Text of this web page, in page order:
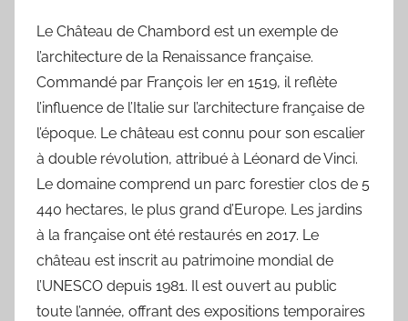
Le Château de Chambord est un exemple de
l’architecture de la Renaissance française.
Commandé par François Ier en 1519, il reflète
l’influence de l’Italie sur l’architecture française de
l’époque. Le château est connu pour son escalier
à double révolution, attribué à Léonard de Vinci.
Le domaine comprend un parc forestier clos de 5
440 hectares, le plus grand d’Europe. Les jardins
à la française ont été restaurés en 2017. Le
château est inscrit au patrimoine mondial de
l’UNESCO depuis 1981. Il est ouvert au public
toute l’année, offrant des expositions temporaires